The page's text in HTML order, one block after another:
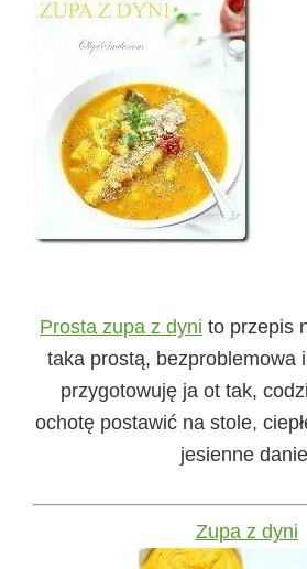
Prosta zupa z dyni to przepis
taka prostą, bezproblemowa
przygotowuję ja ot tak,
ochotę postawić na stole,
jesienne
Zupa z dyni